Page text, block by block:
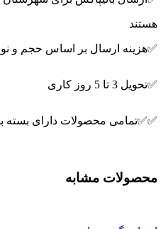
هستند
✅هزینه ارسال بر اساس حجم و
✅تحویل 3 تا 5 روز کاری
✅✅تمامی محصولات دارای بسته
محصولات مشابه